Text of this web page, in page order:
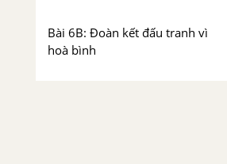
Bài 6B: Đoàn kết đấu tranh vì
hoà bình